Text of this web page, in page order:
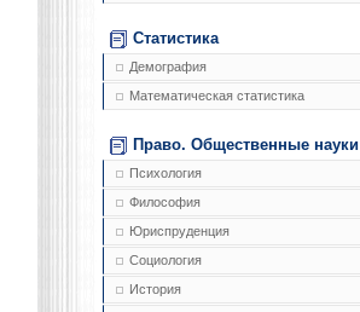
Статистика
Демография
Математическая статистика
Право. Общественные науки
Психология
Философия
Юриспруденция
Социология
История